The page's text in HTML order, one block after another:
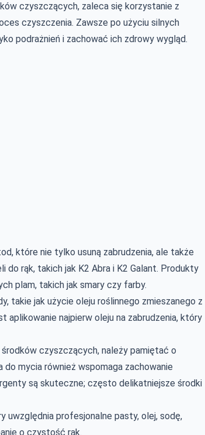
czyszczących, zaleca się korzystanie z
czyszczenia. Zawsze po użyciu silnych
podrażnień i zachować ich zdrowy wygląd.
które nie tylko usuną zabrudzenia, ale także
rąk, takich jak K2 Abra i K2 Galant. Produkty
plam, takich jak smary czy farby.
takie jak użycie oleju roślinnego zmieszanego z
aplikowanie najpierw oleju na zabrudzenia, który
czyszczących, należy pamiętać o
do mycia również wspomaga zachowanie
są skuteczne; często delikatniejsze środki
profesjonalne pasty, olej, sodę,
o czystość rąk.